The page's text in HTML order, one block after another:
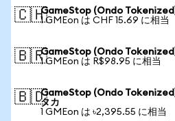
🇨🇭GameStop (Ondo
1 GMEon は CHF 15.69 に相当
🇧🇷GameStop (Ondo
1 GMEon は R$98.95 に相当
🇧🇩GameStop (Ondo Tokenized)
タカ
1 GMEon は ৳2,395.55 に相当